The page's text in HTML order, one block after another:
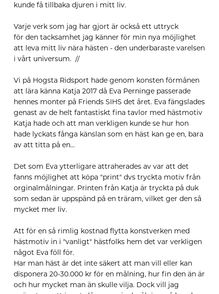
kunde få tillbaka djuren i mitt liv.
Varje verk som jag har gjort är också ett uttryck
för den tacksamhet jag känner för min nya möjlighet
att leva mitt liv nära hästen - den underbaraste varelsen
i vårt universum. //
Vi på Hogsta Ridsport hade genom konsten förmånen
att lära känna Katja 2017 då Eva Perninge passerade
hennes monter på Friends SIHS det året. Eva fängslades
genast av de helt fantastiskt fina tavlor med hästmotiv
Katja hade och att man verkligen kunde se hur hon
hade lyckats fånga känslan som en häst kan ge en, bara
av att titta på en...
Det som Eva ytterligare attraherades av var att det
fanns möjlighet att köpa "print" dvs tryckta motiv från
orginalmålningar. Printen från Katja är tryckta på duk
som sedan är uppspänd på en träram, vilket ger den så
mycket mer liv.
Att för en så rimlig kostnad flytta konstverken med
hästmotiv in i "vanligt" hästfolks hem det var verkligen
något Eva föll för.
Har man häst är det inte säkert att man vill eller kan
disponera 20-30.000 kr för en målning, hur fin den än är
och hur mycket man än skulle vilja. Dock vill jag